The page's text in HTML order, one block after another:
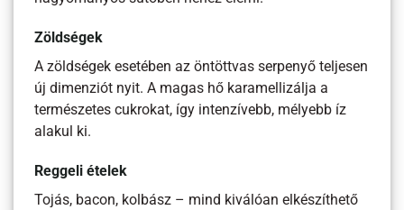
Zöldségek
A zöldségek esetében az öntöttvas serpenyő teljesen
új dimenziót nyit. A magas hő karamellizálja a
természetes cukrokat, így intenzívebb, mélyebb íz
alakul ki.
Reggeli ételek
Tojás, bacon, kolbász – mind kiválóan elkészíthető